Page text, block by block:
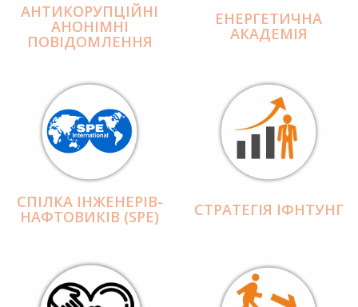
АНТИКОРУПЦІЙНІ
АНОНІМНІ
ПОВІДОМЛЕННЯ
ЕНЕРГЕТИЧНА
АКАДЕМІЯ
СПІЛКА ІНЖЕНЕРІВ-
НАФТОВИКІВ (SPE) СТРАТЕГІЯ ІФНТУНГ